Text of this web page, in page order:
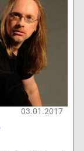
03.01.2017